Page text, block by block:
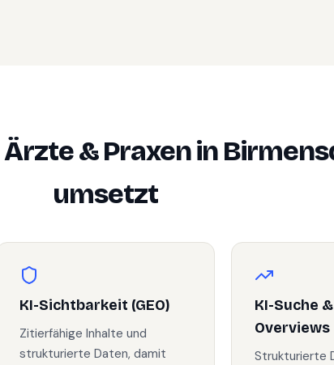
Ärzte & Praxenin
umsetzt
KI-Sichtbarkeit (GEO)
Zitierfähige Inhalte und
strukturierte Daten, damit
KI-Suche
Overviews
Strukturierte